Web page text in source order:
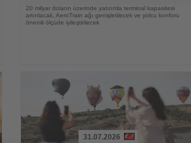
20 milyar doların üzerinde yatırımla terminal kapasitesi
artırılacak, AeroTrain ağı genişletilecek ve yolcu konforu
önemli ölçüde iyileştirilecek
31.07.2026